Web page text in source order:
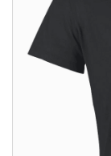
ALTRI PRODOTTI: